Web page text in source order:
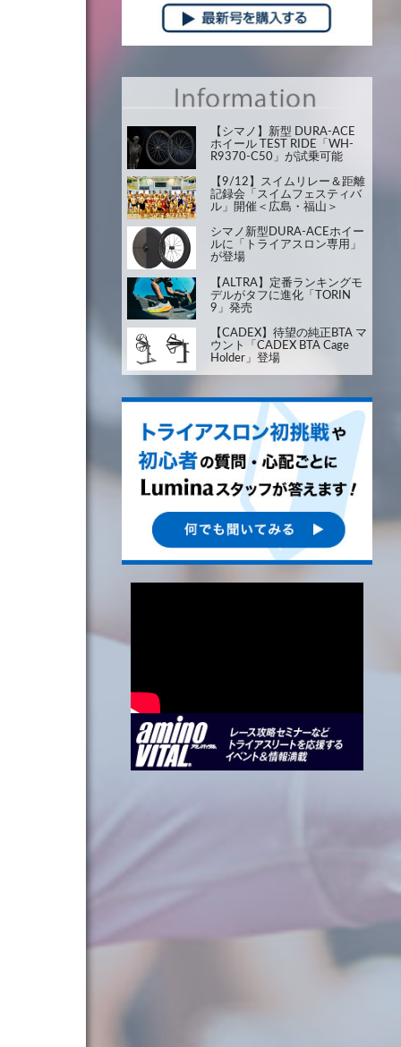
【シマノ】新型 DURA-ACE
ホイール TEST RIDE「WH-
R9370-C50」が試乗可能
【9/12】スイムリレー＆距離
記録会「スイムフェスティバ
ル」開催＜広島・福山＞
シマノ新型DURA-ACEホイー
ルに「トライアスロン専用」
が登場
【ALTRA】定番ランキングモ
デルがタフに進化「TORIN
9」発売
【CADEX】待望の純正BTA マ
ウント「CADEX BTA Cage
Holder」登場